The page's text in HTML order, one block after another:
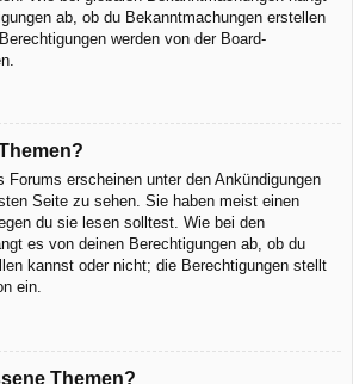
ab, ob du Bekanntmachungen erstellen
werden von der Board-
Forums erscheinen unter den Ankündigungen
Seite zu sehen. Sie haben meist einen
du sie lesen solltest. Wie bei den
es von deinen Berechtigungen ab, ob du
kannst oder nicht; die Berechtigungen stellt
ein.
Themen?